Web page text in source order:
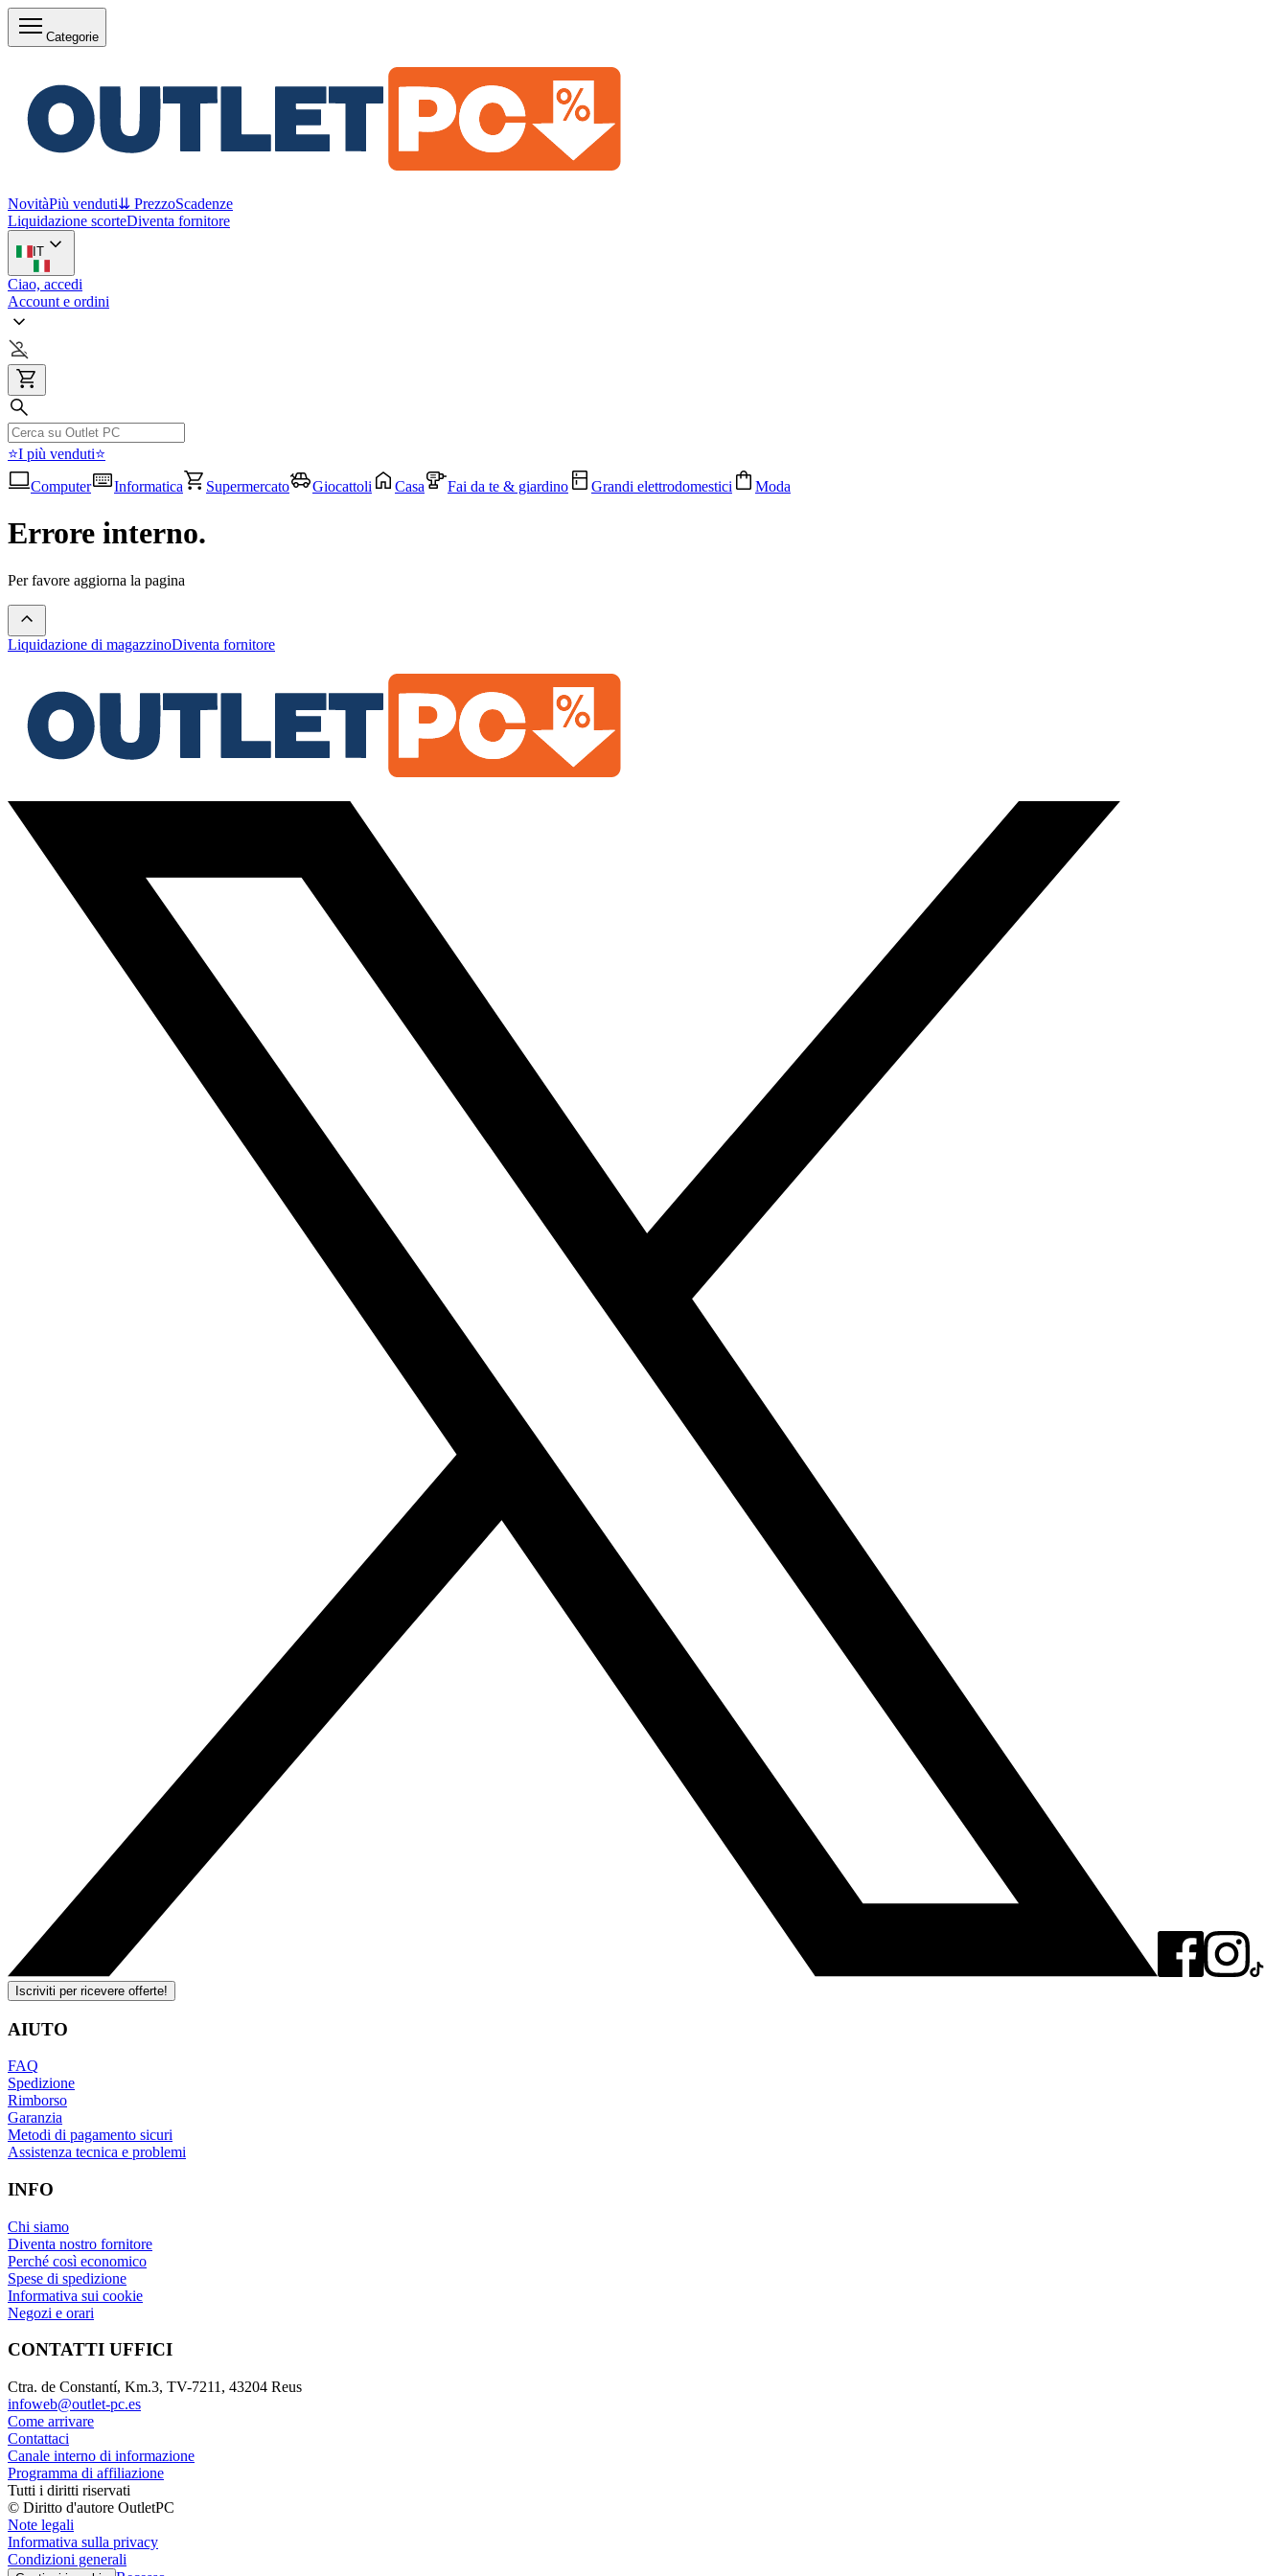
Categorie
NovitàPiù venduti⇊ PrezzoScadenze
Liquidazione scorteDiventa fornitore
IT
Ciao, accedi
Account e ordini
⭐I più venduti⭐
Computer
Informatica Supermercato Giocattoli Casa Fai da te & giardino Grandi elettrodomestici Moda
Errore interno.
Per favore aggiorna la pagina
Liquidazione di magazzinoDiventa fornitore
Iscriviti per ricevere offerte!
AIUTO
FAQ
Spedizione
Rimborso
Garanzia
Metodi di pagamento sicuri
Assistenza tecnica e problemi
INFO
Chi siamo
Diventa nostro fornitore
Perché così economico
Spese di spedizione
Informativa sui cookie
Negozi e orari
CONTATTI UFFICI
Ctra. de Constantí, Km.3, TV-7211, 43204 Reus
infoweb@outlet-pc.es
Come arrivare
Contattaci
Canale interno di informazione
Programma di affiliazione
Tutti i diritti riservati
© Diritto d'autore OutletPC
Note legali
Informativa sulla privacy
Condizioni generali